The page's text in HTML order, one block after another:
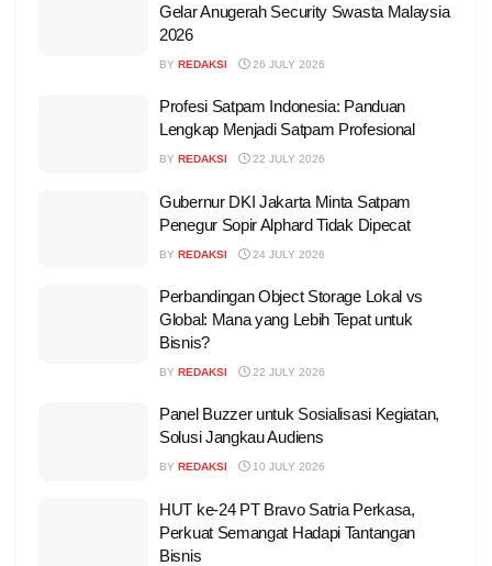
Gelar Anugerah Security Swasta Malaysia
2026
BY REDAKSI 26 JULY 2026
Profesi Satpam Indonesia: Panduan
Lengkap Menjadi Satpam Profesional
BY REDAKSI 22 JULY 2026
Gubernur DKI Jakarta Minta Satpam
Penegur Sopir Alphard Tidak Dipecat
BY REDAKSI 24 JULY 2026
Perbandingan Object Storage Lokal vs
Global: Mana yang Lebih Tepat untuk
Bisnis?
BY REDAKSI 22 JULY 2026
Panel Buzzer untuk Sosialisasi Kegiatan,
Solusi Jangkau Audiens
BY REDAKSI 10 JULY 2026
HUT ke-24 PT Bravo Satria Perkasa,
Perkuat Semangat Hadapi Tantangan
Bisnis